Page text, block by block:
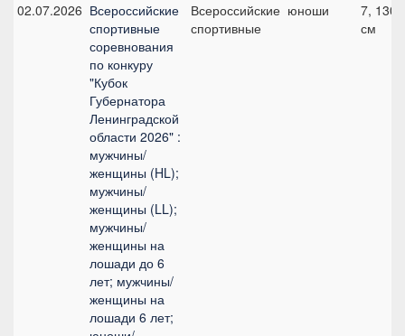
02.07.2026 Всероссийские
спортивные
соревнования
по конкуру
"Кубок
Губернатора
Ленинградской
области 2026" :
мужчины/
женщины (HL);
мужчины/
женщины (LL);
мужчины/
женщины на
лошади до 6
лет; мужчины/
женщины на
лошади 6 лет;
Всероссийские
спортивные
юноши
7, 130
см